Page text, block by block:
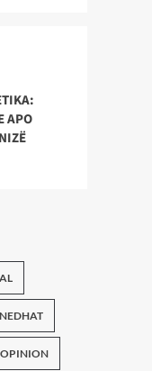
APO
OPINION